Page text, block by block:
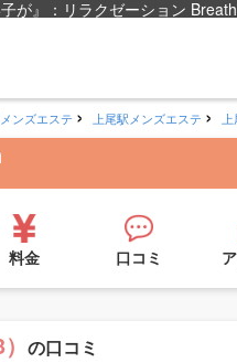
が』：リラクゼーション Breath
ンズエステ 上尾駅メンズエステ
料金 口コミ
の口コミ